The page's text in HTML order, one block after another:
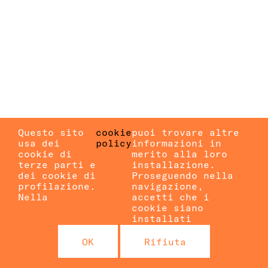
Questo sito
usa dei
cookie di
terze parti e
dei cookie di
profilazione.
Nella
cookie
policy
puoi trovare altre
informazioni in
merito alla loro
installazione.
Proseguendo nella
navigazione,
accetti che i
cookie siano
installati
OK Rifiuta